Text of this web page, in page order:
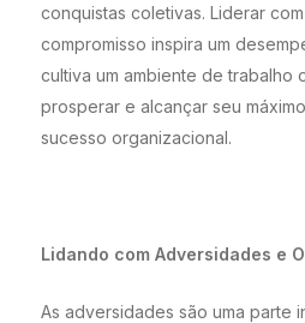
conquistas coletivas. Liderar
compromisso inspira um
cultiva um ambiente de trabalho
prosperar e alcançar seu
sucesso organizacional.
Lidando com Adversidades e
As adversidades são uma parte